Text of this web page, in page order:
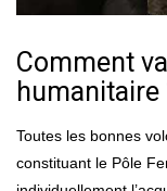
Comment
humanitaire
Toutes les bonnes
constituant le Pôle